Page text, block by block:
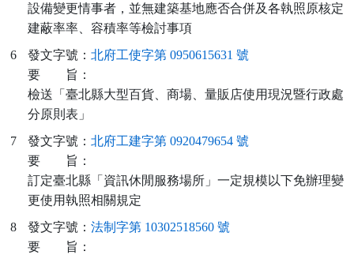
設備變更情事者，並無建築基地應否合併及各執照原核定
建蔽率率、容積率等檢討事項
6
發文字號： 北府工使字第 0950615631 號
要
旨：
檢送「臺北縣大型百貨、商場、量販店使用現況暨行政處
分原則表」
7
發文字號： 北府工建字第 0920479654 號
要
旨：
訂定臺北縣「資訊休閒服務場所」一定規模以下免辦理變
更使用執照相關規定
8
發文字號： 法制字第 10302518560 號
要
旨：